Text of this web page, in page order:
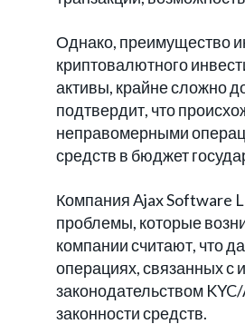
Однако, преимущество
криптовалютного
активы, крайне сложно
подтвердит, что
неправомерными
средств в бюджет
Компания Ajax Software
проблемы, которые
компании считают, что
операциях, связанных с
законодательством
законности средств.